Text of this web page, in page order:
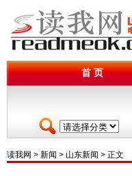
首 页
读我网 > 新闻 > 山东新闻 > 正文